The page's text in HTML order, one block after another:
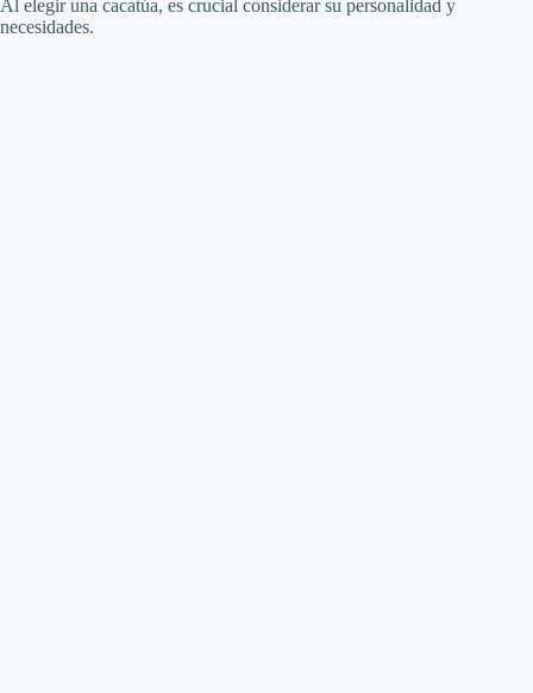
Al elegir una cacatúa, es crucial considerar su personalidad y
necesidades.